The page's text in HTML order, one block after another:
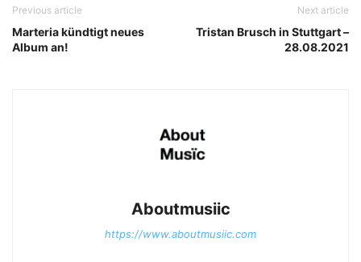
Previous article
Marteria kündtigt neues
Album an!
Next article
Tristan Brusch in Stuttgart –
28.08.2021
Aboutmusiic
https://www.aboutmusiic.com